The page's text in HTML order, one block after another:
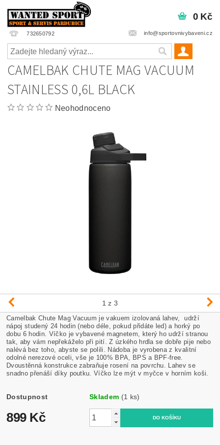
732650792 info@sportovnivybaveni.cz
0 Kč
CAMELBAK CHUTE MAG VACUUM
STAINLESS 0,6L BLACK
Neohodnoceno
1 z 3
Camelbak Chute Mag Vacuum je vakuem izolovaná lahev, udrží
nápoj studený 24 hodin (nebo déle, pokud přidáte led) a horký po
dobu 6 hodin. Víčko je vybavené magnetem, který ho udrží stranou
tak, aby vám nepřekáželo při pití. Z úzkého hrdla se dobře pije nebo
nalévá bez toho, abyste se polili. Nádoba je vyrobena z kvalitní
odolné nerezové oceli, vše je 100% BPA, BPS a BPF-free.
Dvoustěnná konstrukce zabraňuje rosení na povrchu. Lahev se
snadno přenáší díky poutku. Víčko lze mýt v myčce v horním koši.
Dostupnost Skladem (1 ks)
899 Kč